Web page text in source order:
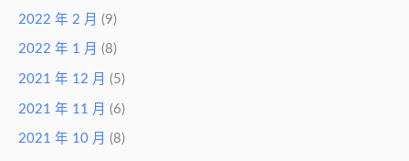
2022 年 2 月 (9)
2022 年 1 月 (8)
2021 年 12 月 (5)
2021 年 11 月 (6)
2021 年 10 月 (8)